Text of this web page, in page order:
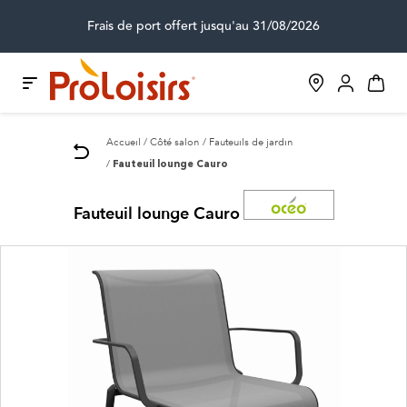
Frais de port offert jusqu'au 31/08/2026
Accueil Côté salon Fauteuils de jardin
Fauteuil lounge Cauro
Fauteuil lounge Cauro